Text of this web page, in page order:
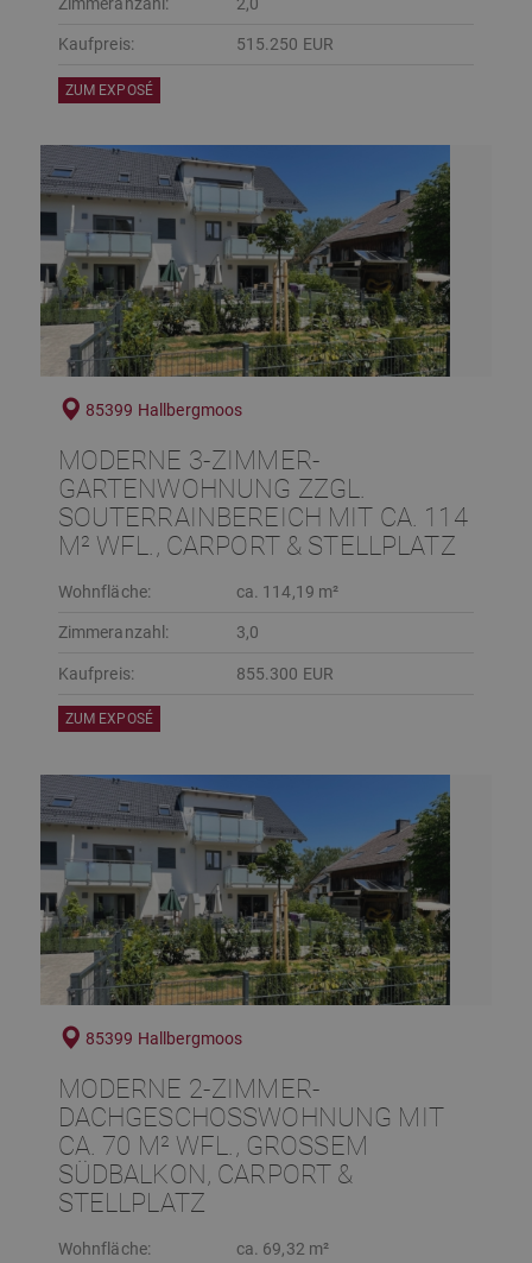
Kaufpreis: 515.250 EUR
ZUM EXPOSÉ
85399 Hallbergmoos
MODERNE 3-ZIMMER-
GARTENWOHNUNG ZZGL.
SOUTERRAINBEREICH MIT CA. 114
M² WFL., CARPORT & STELLPLATZ
Wohnfläche: ca. 114,19 m²
Zimmeranzahl: 3,0
Kaufpreis: 855.300 EUR
ZUM EXPOSÉ
85399 Hallbergmoos
MODERNE 2-ZIMMER-
DACHGESCHOSSWOHNUNG MIT
CA. 70 M² WFL., GROSSEM S
ÜDBALKON, CARPORT & S
TELLPLATZ
Wohnfläche: ca. 69,32 m²